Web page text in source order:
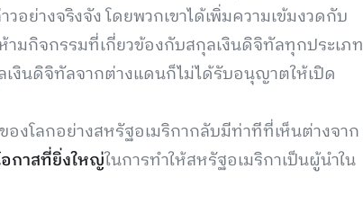
วอย่างจริงจัง โดยพวกเขาได้เพิ่มความเข้มงวดกับ
มกิจกรรมที่เกี่ยวข้องกับสกุลเงินดิจิทัลทุกประเภท
งินดิจิทัลจากต่างแดนก็ไม่ได้รับอนุญาตให้เปิด
งโลกอย่างสหรัฐอเมริกากลับมีท่าทีที่เห็นต่างจาก
กาสที่ยิ่งใหญ่ในการทำให้สหรัฐอเมริกาเป็นผู้นำใน